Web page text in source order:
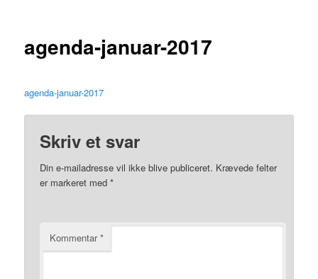
agenda-januar-2017
agenda-januar-2017
Skriv et svar
Din e-mailadresse vil ikke blive publiceret. Krævede felter
er markeret med*
Kommentar*